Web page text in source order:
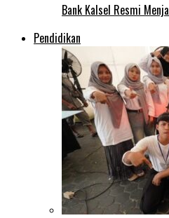
Bank Kalsel Resmi
Pendidikan